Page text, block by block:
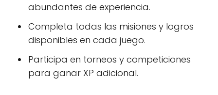
abundantes de experiencia.
Completa todas las misiones y logros
disponibles en cada juego.
Participa en torneos y competiciones
para ganar XP adicional.